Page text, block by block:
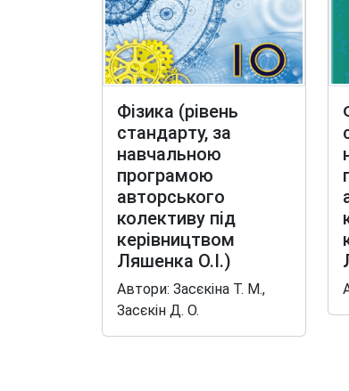
Фізика (рівень
стандарту, за
навчальною
програмою
авторського
колективу під
керівництвом
Ляшенка О.І.)
Автори: Засєкіна Т. М.,
Засєкін Д. О.